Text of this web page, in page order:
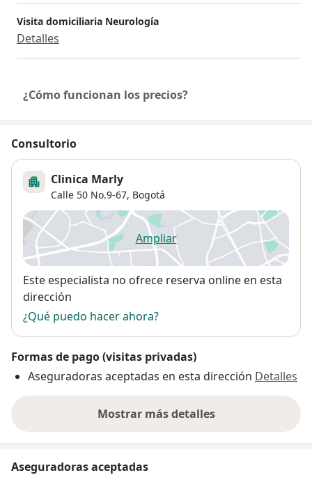
Visita domiciliaria Neurología
Detalles
¿Cómo funcionan los precios?
Consultorio
Clinica Marly
Calle 50 No.9-67, Bogotá
Ampliarse abre en una nueva
Disponibilidad
Este especialista no ofrece reserva online en esta
dirección
¿Qué puedo hacer ahora?
Formas de pago (visitas privadas)
Aseguradoras aceptadas en esta dirección Detalles
Mostrar más detalles
sobre la dirección
Aseguradoras aceptadas